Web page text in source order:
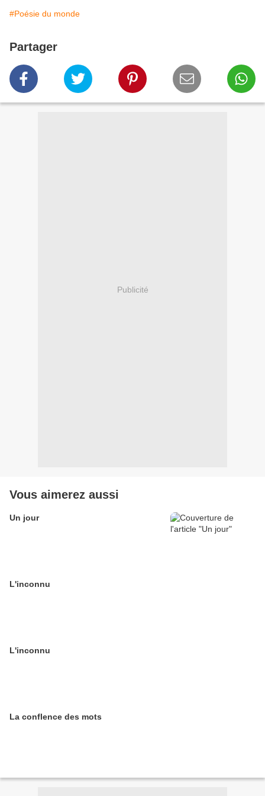
#Poésie du monde
Partager
Publicité
Vous aimerez aussi
Un jour
L'inconnu
L'inconnu
La conflence des mots